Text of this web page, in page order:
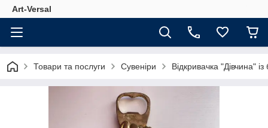
Аrt-Versal
Товари та послуги Сувеніри Відкривачка "Дівчина"